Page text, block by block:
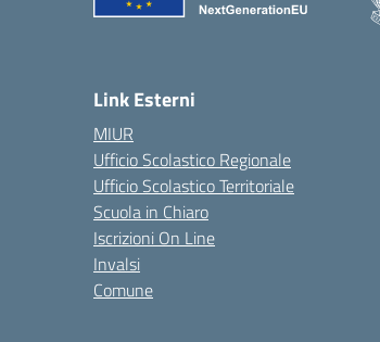
Link Esterni
MIUR
Ufficio Scolastico Regionale
Ufficio Scolastico Territoriale
Scuola in Chiaro
Iscrizioni On Line
Invalsi
Comune